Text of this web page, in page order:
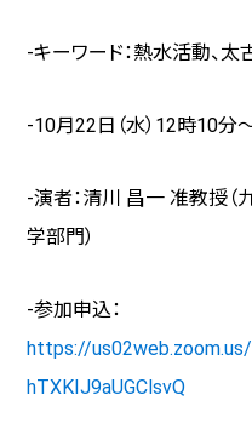
-キーワード：熱水活動、
-10月22日（水） 12時10分
-演者：清川 昌一 准教授
学部門）
-参加申込：
https://
hTXKIJ9aUGClsvQ